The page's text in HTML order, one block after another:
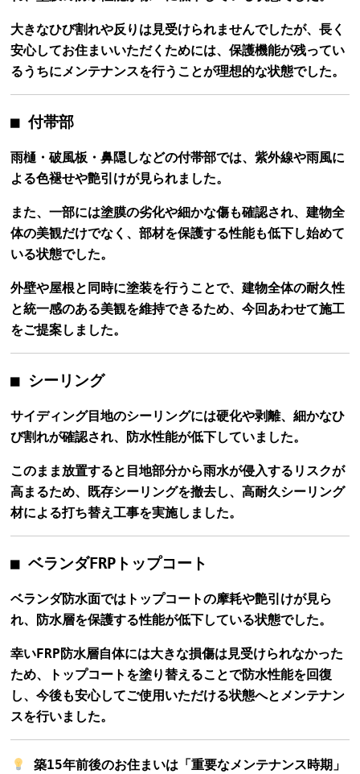
大きなひび割れや反りは見受けられませんでしたが、長く
安心してお住まいいただくためには、保護機能が残ってい
るうちにメンテナンスを行うことが理想的な状態でした。
■ 付帯部
雨樋・破風板・鼻隠しなどの付帯部では、紫外線や雨風に
よる色褪せや艶引けが見られました。
また、一部には塗膜の劣化や細かな傷も確認され、建物全
体の美観だけでなく、部材を保護する性能も低下し始めて
いる状態でした。
外壁や屋根と同時に塗装を行うことで、建物全体の耐久性
と統一感のある美観を維持できるため、今回あわせて施工
をご提案しました。
■ シーリング
サイディング目地のシーリングには硬化や剥離、細かなひ
び割れが確認され、防水性能が低下していました。
このまま放置すると目地部分から雨水が侵入するリスクが
高まるため、既存シーリングを撤去し、高耐久シーリング
材による打ち替え工事を実施しました。
■ ベランダFRPトップコート
ベランダ防水面ではトップコートの摩耗や艶引けが見ら
れ、防水層を保護する性能が低下している状態でした。
幸いFRP防水層自体には大きな損傷は見受けられなかった
ため、トップコートを塗り替えることで防水性能を回復
し、今後も安心してご使用いただける状態へとメンテナン
スを行いました。
築15年前後のお住まいは「重要なメンテナンス時期」